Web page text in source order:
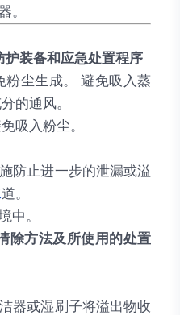
。
护装备和应急处置程序
粉尘生成。 避免吸入蒸
的通风。
吸入粉尘。
防止进一步的泄漏或溢
道。
中。
除方法及所使用的处置
器或湿刷子将溢出物收